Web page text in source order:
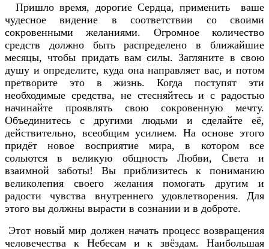
Пришло время, дорогие Сердца, применить ваше
чудесное видение в соответствии со своими
сокровенными желаниями. Огромное количество
средств должно быть распределено в ближайшие
месяцы, чтобы придать вам силы. Загляните в свою
душу и определите, куда она направляет вас, и потом
претворите это в жизнь. Когда поступят эти
необходимые средства, не стесняйтесь и с радостью
начинайте проявлять свою сокровенную мечту.
Объединитесь с другими людьми и сделайте её,
действительно, всеобщим усилием. На основе этого
придёт новое восприятие мира, в котором все
сольются в великую общность Любви, Света и
взаимной заботы! Вы приблизитесь к пониманию
великолепия своего желания помогать другим и
радости чувства внутреннего удовлетворения. Для
этого вы должны вырасти в сознании и в доброте.
Этот новый мир должен начать процесс возвращения
человечества к Небесам и к звёздам. Наибольшая